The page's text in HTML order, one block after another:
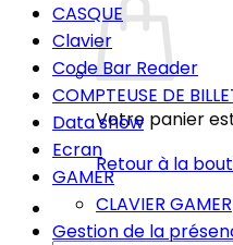
Votre panier
Retour à la
CASQUE
Clavier
Code Bar Reader
COMPTEUSE DE
Data show
Ecran
GAMER
CLAVIER GAMER
Gestion de la